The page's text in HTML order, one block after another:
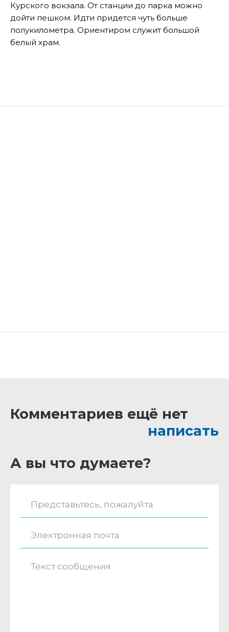
Курского вокзала. От станции до парка можно
дойти пешком. Идти придется чуть больше
полукилометра. Ориентиром служит большой
белый храм.
Комментариев ещё нет
написать
А вы что думаете?